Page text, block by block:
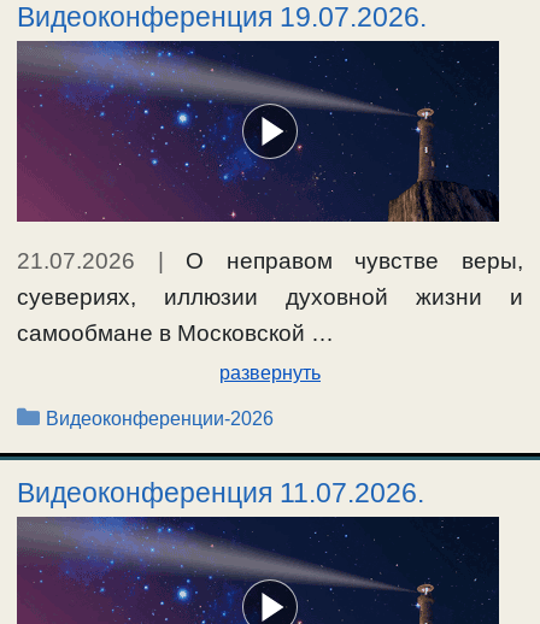
Видеоконференция 19.07.2026.
21.07.2026
О неправом чувстве веры,
суевериях, иллюзии духовной жизни и
самообмане в Московской …
развернуть
Рубрики
Видеоконференции-2026
Видеоконференция 11.07.2026.